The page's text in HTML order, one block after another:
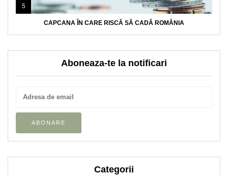
5
CAPCANA ÎN CARE RISCĂ SĂ CADĂ ROMÂNIA
Aboneaza-te la notificari
Categorii